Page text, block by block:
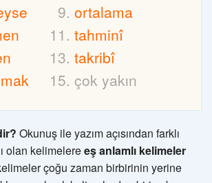
ortalama
tahminî
takribî
çok yakın
Okunuş ile yazım açısından farklı
olan kelimelereeş anlamlı kelimeler
çoğu zaman birbirinin yerine